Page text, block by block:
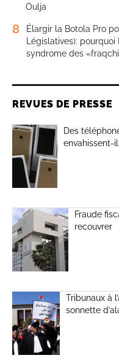
Oulja
8
Élargir la Botola Pro
Législatives):
syndrome des
REVUES DE PRESSE
Des
envahissent-
Fraude
recouvrer
Tribunaux à
sonnette